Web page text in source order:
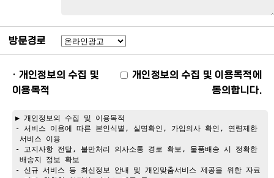
방문경로
· 개인정보의 수집 및
이용목적
개인정보의 수집 및 이용목적에
동의합니다.